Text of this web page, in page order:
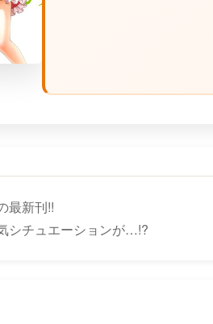
最新刊!!
シチュエーションが…!?